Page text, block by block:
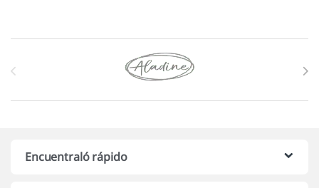
Marcas De Carrusel
Encuentraló rápido